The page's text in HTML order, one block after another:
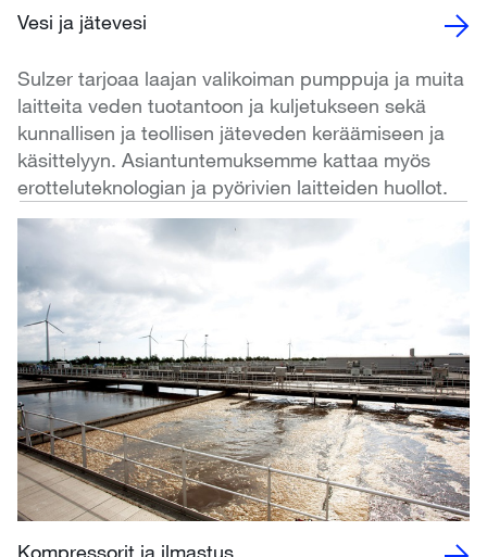
Vesi ja jätevesi
Sulzer tarjoaa laajan valikoiman pumppuja ja muita
laitteita veden tuotantoon ja kuljetukseen sekä
kunnallisen ja teollisen jäteveden keräämiseen ja
käsittelyyn. Asiantuntemuksemme kattaa myös
erotteluteknologian ja pyörivien laitteiden huollot.
Kompressorit ja ilmastus